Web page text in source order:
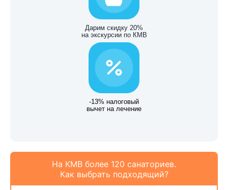
Дарим скидку 20%
на экскурсии по КМВ
-13% налоговый
вычет на лечение
На КМВ более 120 санаториев.
Как выбрать подходящий?